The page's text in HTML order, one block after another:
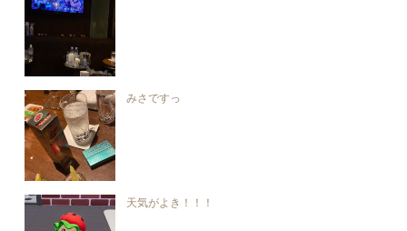
みさですっ
天気がよき！！！